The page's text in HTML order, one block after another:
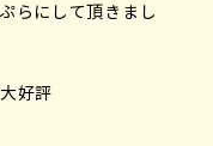
らにして頂きまし
好評